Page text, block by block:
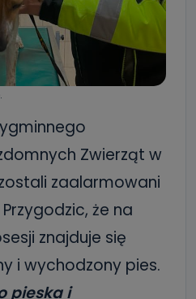
Zwierząt w
zaalarmowani
że na
znajduje się
i wychodzony pies.
pieska i